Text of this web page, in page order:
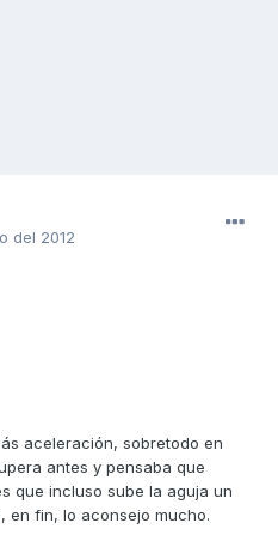
del 2012
aceleración, sobretodo en
antes y pensaba que
que incluso sube la aguja un
en fin, lo aconsejo mucho.